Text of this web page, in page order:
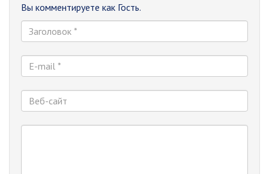
Вы комментируете как Гость.